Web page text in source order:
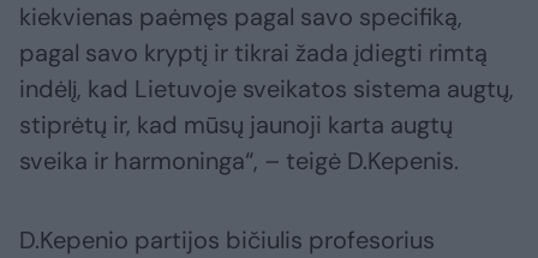
kiekvienas paėmęs pagal savo specifiką,
pagal savo kryptį ir tikrai žada įdiegti rimtą
indėlį, kad Lietuvoje sveikatos sistema augtų,
stiprėtų ir, kad mūsų jaunoji karta augtų
sveika ir harmoninga“, – teigė D.Kepenis.
D.Kepenio partijos bičiulis profesorius